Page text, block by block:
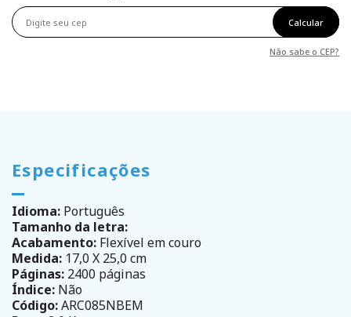
Calcular
Não sabe o CEP?
Especificações
Idioma: Português
Tamanho da letra:
Acabamento: Flexível em couro
Medida: 17,0 X 25,0 cm
Páginas: 2400 páginas
Índice: Não
Código:ARC085NBEM